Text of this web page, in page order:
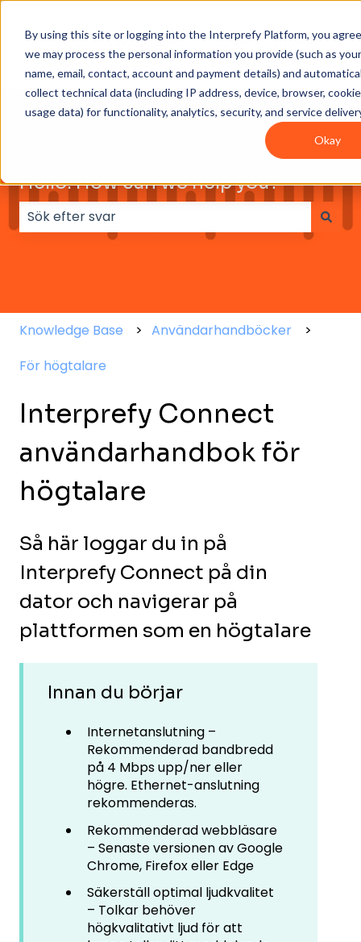
By using this site or logging into the Interprefy Platform, you
we may process the personal information you provide (such as your
name, email, contact, account and payment details) and
collect technical data (including IP address, device, browser,
usage data) for functionality, analytics, security, and service
Okay
Get
Started
Integrations
User
guides
Intepreter
Resources
Hello. How can we help you?
Det finns inga förslag eftersom sökfältet är tomt.
Knowledge Base
Användarhandböcker
För högtalare
Interprefy Connect
användarhandbok för
högtalare
Så här loggar du in på
Interprefy Connect på din
dator och navigerar på
plattformen som en högtalare
Innan du börjar
Internetanslutning –
Rekommenderad bandbredd
på 4 Mbps upp/ner eller
högre. Ethernet-anslutning
rekommenderas.
Rekommenderad webbläsare
– Senaste versionen av Google
Chrome, Firefox eller Edge
Säkerställ optimal ljudkvalitet
– Tolkar behöver
högkvalitativt ljud för att